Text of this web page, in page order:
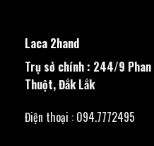
Laca 2hand
Trụ sở chính : 244/9 Phan
Thuột, Đắk Lắk
Điện thoại : 094.7772495